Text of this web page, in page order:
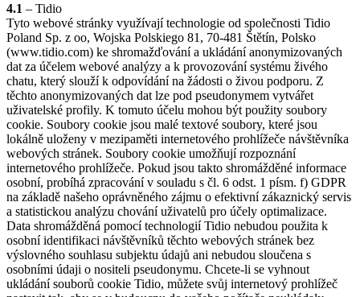
4.1 – Tidio
Tyto webové stránky využívají technologie od společnosti Tidio
Poland Sp. z oo, Wojska Polskiego 81, 70-481 Štětín, Polsko
(www.tidio.com) ke shromažďování a ukládání anonymizovaných
dat za účelem webové analýzy a k provozování systému živého
chatu, který slouží k odpovídání na žádosti o živou podporu. Z
těchto anonymizovaných dat lze pod pseudonymem vytvářet
uživatelské profily. K tomuto účelu mohou být použity soubory
cookie. Soubory cookie jsou malé textové soubory, které jsou
lokálně uloženy v mezipaměti internetového prohlížeče návštěvníka
webových stránek. Soubory cookie umožňují rozpoznání
internetového prohlížeče. Pokud jsou takto shromážděné informace
osobní, probíhá zpracování v souladu s čl. 6 odst. 1 písm. f) GDPR
na základě našeho oprávněného zájmu o efektivní zákaznický servis
a statistickou analýzu chování uživatelů pro účely optimalizace.
Data shromážděná pomocí technologií Tidio nebudou použita k
osobní identifikaci návštěvníků těchto webových stránek bez
výslovného souhlasu subjektu údajů ani nebudou sloučena s
osobními údaji o nositeli pseudonymu. Chcete-li se vyhnout
ukládání souborů cookie Tidio, můžete svůj internetový prohlížeč